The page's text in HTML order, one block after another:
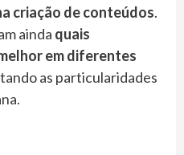
criação de conteúdos.
ainda quais
em diferentes
as particularidades